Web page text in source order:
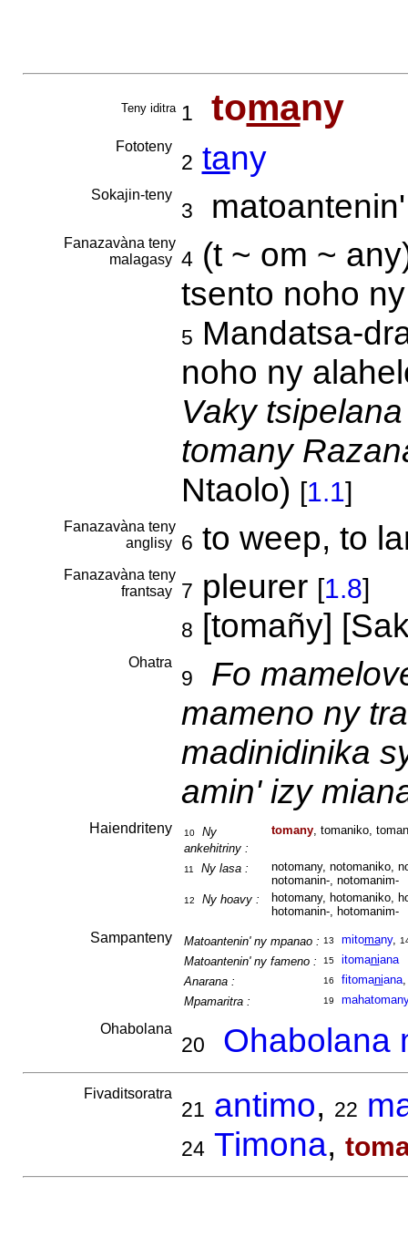
Teny iditra 1 tomany
Fototeny
2 tany
Sokajin-teny
3
Fanazavàna teny
malagasy 4(t ~ om ~
tsento noho
5 Mandatsa-
noho ny
Vaky
tomany
Ntaolo) [1.1]
Fanazavàna teny
anglisy
6 to weep, to
Fanazavàna teny
frantsay
7 pleurer [1.8]
8 [tomañy]
Ohatra
9
Fo
mameno ny
madinidinika
amin' izy
Haiendriteny 10
Ny
ankehitriny :
tomany, tomaniko,
11 Ny lasa :
notomany, notomaniko,
notomanin-, notomanim-
12 Ny hoavy :
hotomany, hotomaniko,
hotomanin-, hotomanim-
Sampanteny Matoantenin' ny mpanao : 13 mitomany,
Matoantenin' ny fameno : 15 itomaniana
Anarana :
16 fitomaniana
Mpamaritra :
19
Ohabolana
20 Ohabolana
Fivaditsoratra
21 antimo, 22
24 Timona,